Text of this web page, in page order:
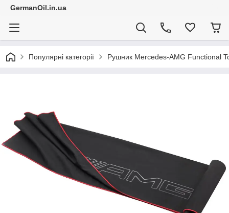
GermanOil.in.ua
Популярні категорії Рушник Mercedes-AMG Functional